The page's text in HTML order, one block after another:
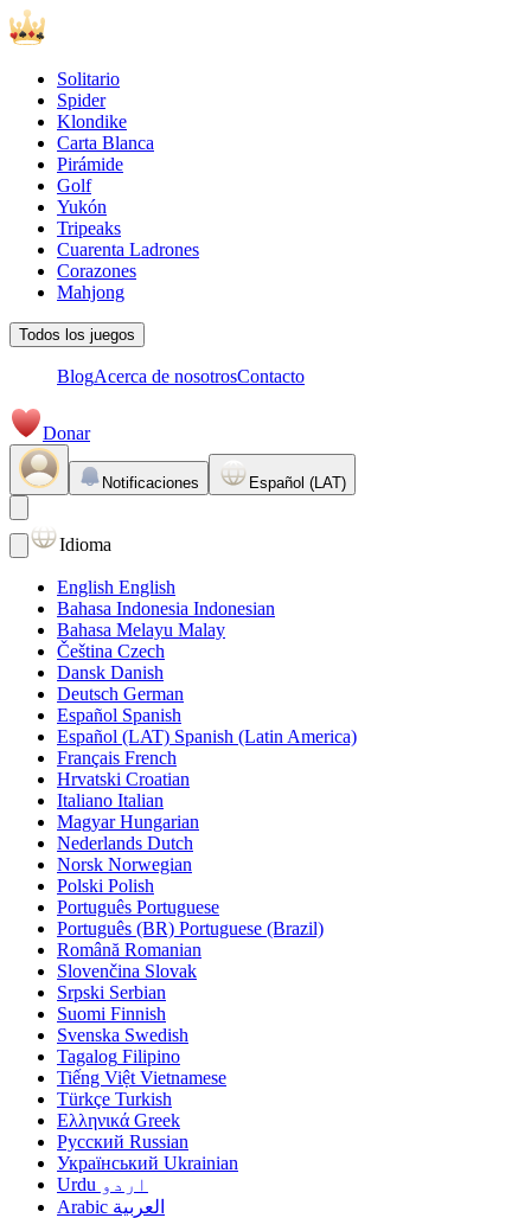
Solitario
Spider
Klondike
Carta Blanca
Pirámide
Golf
Yukón
Tripeaks
Cuarenta Ladrones
Corazones
Mahjong
Todos los juegos
BlogAcerca de nosotrosContacto
Donar
Notificaciones Español (LAT)
Idioma
English English
Bahasa Indonesia Indonesian
Bahasa Melayu Malay
Čeština Czech
Dansk Danish
Deutsch German
Español Spanish
Español (LAT) Spanish (Latin America)
Français French
Hrvatski Croatian
Italiano Italian
Magyar Hungarian
Nederlands Dutch
Norsk Norwegian
Polski Polish
Português Portuguese
Português (BR) Portuguese (Brazil)
Română Romanian
Slovenčina Slovak
Srpski Serbian
Suomi Finnish
Svenska Swedish
Tagalog Filipino
Tiếng Việt Vietnamese
Türkçe Turkish
Ελληνικά Greek
Русский Russian
Український Ukrainian
اردو Urdu
العربية Arabic